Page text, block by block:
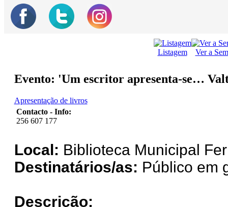
Listagem Ver a
Evento: 'Um escritor apresenta-se…
Apresentação de livros
Contacto - Info:
256 607 177
Local: Biblioteca Municipal
Destinatários/as: Público em
Descrição: